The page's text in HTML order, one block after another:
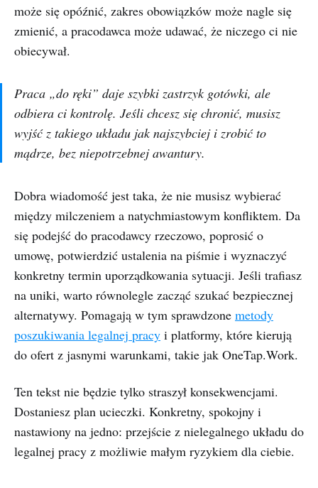
może się opóźnić, zakres obowiązków może nagle się
zmienić, a pracodawca może udawać, że niczego ci nie
obiecywał.
Praca „do ręki” daje szybki zastrzyk gotówki, ale
odbiera ci kontrolę. Jeśli chcesz się chronić, musisz
wyjść z takiego układu jak najszybciej i zrobić to
mądrze, bez niepotrzebnej awantury.
Dobra wiadomość jest taka, że nie musisz wybierać
między milczeniem a natychmiastowym konfliktem. Da
się podejść do pracodawcy rzeczowo, poprosić o
umowę, potwierdzić ustalenia na piśmie i wyznaczyć
konkretny termin uporządkowania sytuacji. Jeśli trafiasz
na uniki, warto równolegle zacząć szukać bezpiecznej
alternatywy. Pomagają w tym sprawdzone metody
poszukiwania legalnej pracy i platformy, które kierują
do ofert z jasnymi warunkami, takie jak OneTap.Work.
Ten tekst nie będzie tylko straszył konsekwencjami.
Dostaniesz plan ucieczki. Konkretny, spokojny i
nastawiony na jedno: przejście z nielegalnego układu do
legalnej pracy z możliwie małym ryzykiem dla ciebie.